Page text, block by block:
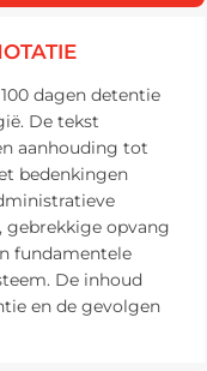
dagen detentie
De tekst
aanhouding tot
bedenkingen
gebrekkige opvang
fundamentele
De inhoud
en de gevolgen